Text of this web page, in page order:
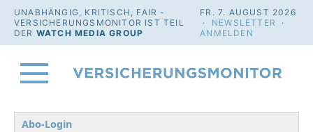
UNABHÄNGIG, KRITISCH, FAIR -
VERSICHERUNGSMONITOR IST TEIL
DER WATCH MEDIA GROUP
FR. 7. AUGUST 2026
· NEWSLETTER
·
ANMELDEN
Abo-Login